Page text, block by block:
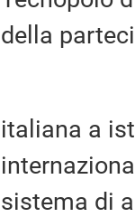
della
italiana a
sistema di